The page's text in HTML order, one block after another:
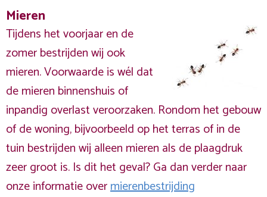
Mieren
Tijdens het voorjaar en de
zomer bestrijden wij ook
mieren. Voorwaarde is wél dat
de mieren binnenshuis of
inpandig overlast veroorzaken. Rondom het gebouw
of de woning, bijvoorbeeld op het terras of in de
tuin bestrijden wij alleen mieren als de plaagdruk
zeer groot is. Is dit het geval? Ga dan verder naar
onze informatie overmierenbestrijding